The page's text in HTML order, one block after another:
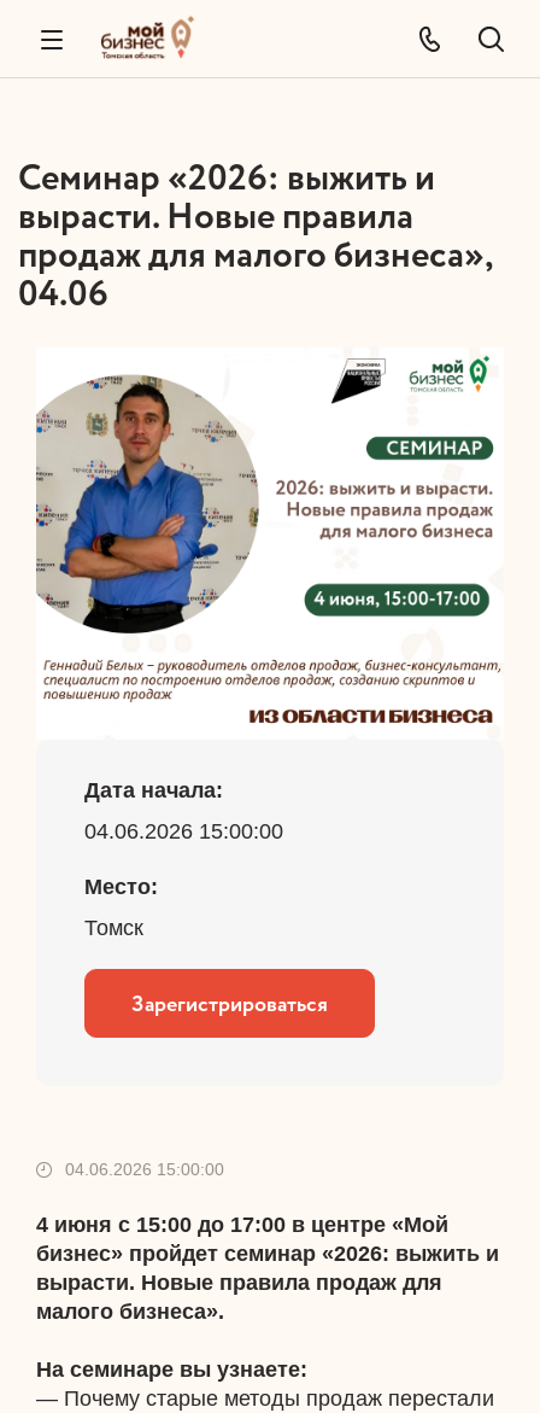
Семинар «2026: выжить и
вырасти. Новые правила
продаж для малого бизнеса»,
04.06
Дата начала:
04.06.2026 15:00:00
Место:
Томск
Зарегистрироваться
04.06.2026 15:00:00
4 июня с 15:00 до 17:00 в центре «Мой
бизнес» пройдет семинар «2026: выжить и
вырасти. Новые правила продаж для
малого бизнеса».
На семинаре вы узнаете:
— Почему старые методы продаж перестали